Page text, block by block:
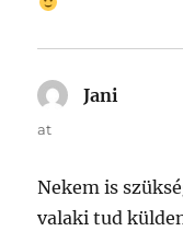
Jani
at
Nekem is
valaki tud